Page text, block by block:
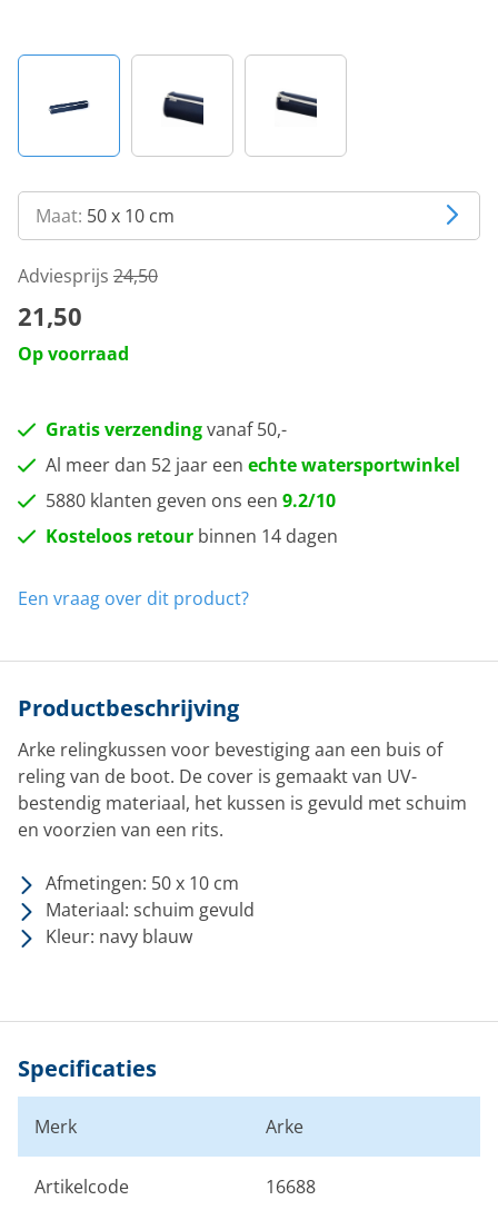
Maat: 50 x 10 cm
Adviesprijs 24,50
21,50
Op voorraad
Gratis verzendingvanaf 50,-
Al meer dan 52 jaar een echte watersportwinkel
5880 klanten geven ons een 9.2/10
Kosteloos retour binnen 14 dagen
Een vraag over dit product?
Productbeschrijving
Arke relingkussen voor bevestiging aan een buis of
reling van de boot. De cover is gemaakt van UV-
bestendig materiaal, het kussen is gevuld met schuim
en voorzien van een rits.
Afmetingen: 50 x 10 cm
Materiaal: schuim gevuld
Kleur: navy blauw
Specificaties
Merk Arke
Artikelcode 16688